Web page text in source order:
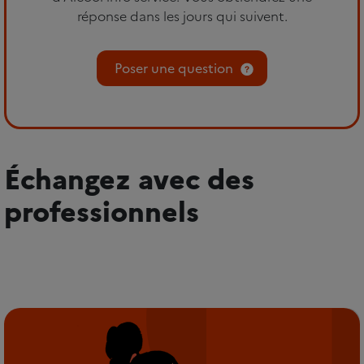
réponse dans les jours qui suivent.
Poser une question
Échangez avec des
professionnels